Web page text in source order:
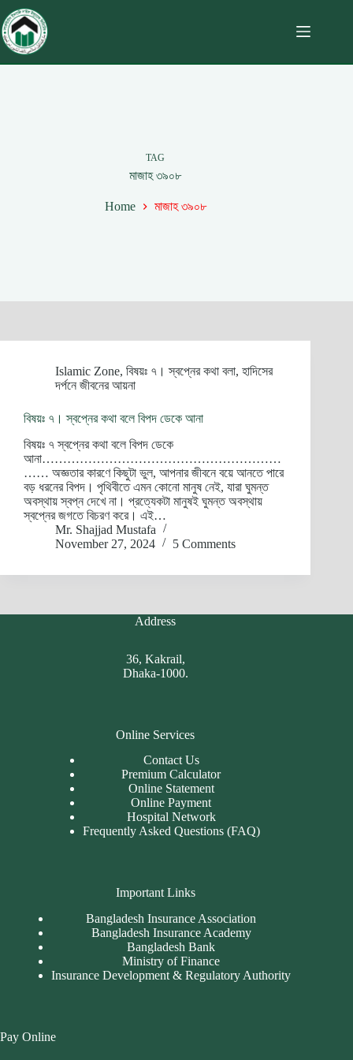
TAG
মাজাহ ৩৯০৮
Home মাজাহ ৩৯০৮
Islamic Zone, বিষয়ঃ ৭। স্বপ্নের কথা বলা, হাদিসের
দর্পনে জীবনের আয়না
বিষয়ঃ ৭। স্বপ্নের কথা বলে বিপদ ডেকে আনা
বিষয়ঃ ৭ স্বপ্নের কথা বলে বিপদ ডেকে
আনা…………………………………………………
…… অজ্ঞতার কারণে কিছুটা ভুল, আপনার জীবনে বয়ে আনতে পারে
বড় ধরনের বিপদ। পৃথিবীতে এমন কোনো মানুষ নেই, যারা ঘুমন্ত
অবস্থায় স্বপ্ন দেখে না। প্রত্যেকটা মানুষই ঘুমন্ত অবস্থায়
স্বপ্নের জগতে বিচরণ করে। এই…
Mr. Shajjad Mustafa
November 27, 2024
5 Comments
Address
36, Kakrail,
Dhaka-1000.
Online Services
Contact Us
Premium Calculator
Online Statement
Online Payment
Hospital Network
Frequently Asked Questions (FAQ)
Important Links
Bangladesh Insurance Association
Bangladesh Insurance Academy
Bangladesh Bank
Ministry of Finance
Insurance Development & Regulatory Authority
Pay Online